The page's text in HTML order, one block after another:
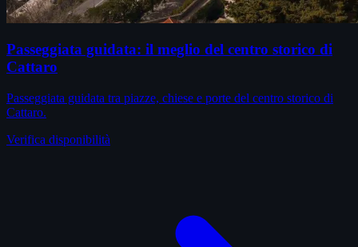
Passeggiata guidata: il meglio del centro storico di
Cattaro
Passeggiata guidata tra piazze, chiese e porte del centro storico di
Cattaro.
Verifica disponibilità